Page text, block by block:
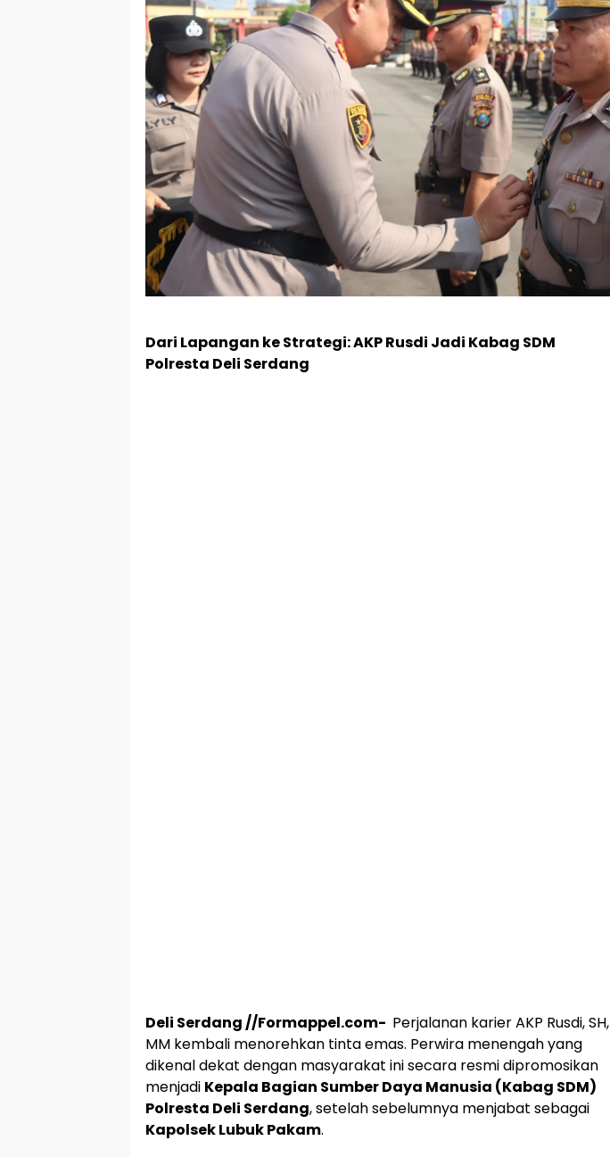
Dari Lapangan ke Strategi: AKP Rusdi Jadi Kabag SDM
Polresta Deli Serdang
Deli Serdang //Formappel.com- Perjalanan karier AKP Rusdi, SH,
MM kembali menorehkan tinta emas. Perwira menengah yang
dikenal dekat dengan masyarakat ini secara resmi dipromosikan
menjadi Kepala Bagian Sumber Daya Manusia (Kabag SDM)
Polresta Deli Serdang, setelah sebelumnya menjabat sebagai
Kapolsek Lubuk Pakam.